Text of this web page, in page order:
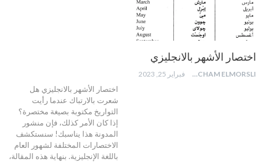
اختصار الأشهر بالانجليزي
HICHAM ELMORSLI فبراير 25, 2023
اختصار الأشهر بالانجليزي هل
شعرت بالارتباك عندما رأيت
التواريخ مكتوبة بصيغة مختصرة؟
إذا كان الأمر كذلك، فإن منشور
المدونة هذا يناسبك! سنستكشف
الاختصارات المختلفة لشهور العام
باللغة الإنجليزية. بنهاية هذه المقالة،